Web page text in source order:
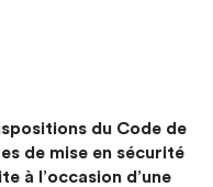
du Code de
de mise en sécurité
à l’occasion d’une